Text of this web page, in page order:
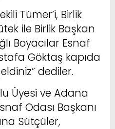
Tümer’i, Birlik
ile Birlik Başkan
Boyacılar Esnaf
Göktaş kapıda
dediler.
Üyesi ve Adana
Odası Başkanı
Sütçüler,